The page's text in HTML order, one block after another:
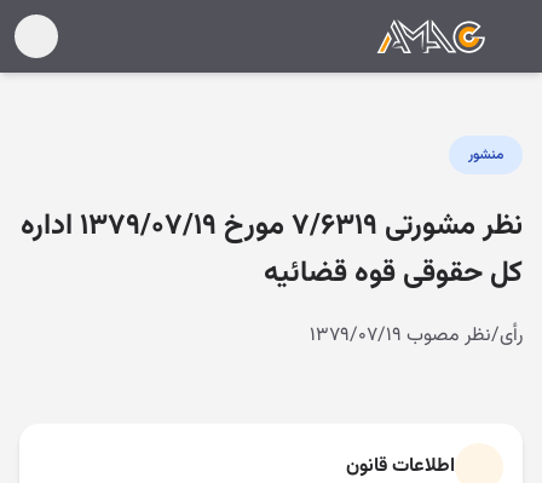
منشور
نظر مشورتی ۷/۶۳۱۹ مورخ ۱۳۷۹/۰۷/۱۹ اداره
کل حقوقی قوه قضائیه
رأی/نظر مصوب ۱۳۷۹/۰۷/۱۹
اطلاعات قانون